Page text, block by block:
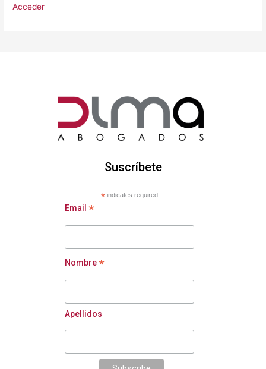
Acceder
Suscríbete
* indicates required
Email *
Nombre*
Apellidos